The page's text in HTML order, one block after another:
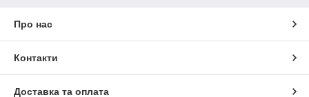
Про нас
Контакти
Доставка та оплата